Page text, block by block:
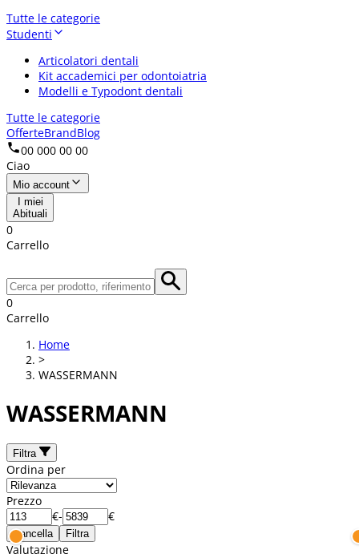
Tutte le categorie
Studenti
Articolatori dentali
Kit accademici per odontoiatria
Modelli e Typodont dentali
Tutte le categorie
OfferteBrandBlog
00 000 00 00
Ciao
Mio account
I miei
Abituali
0
Carrello
0
Carrello
Home
>
WASSERMANN
WASSERMANN
Filtra
Ordina per
Prezzo
€- €
Cancella Filtra
Valutazione